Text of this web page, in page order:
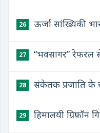
26 ऊर्जा सांख्यिकी
27 “भवसागर” रेफरल
28 संकेतक प्रजाति के
29 हिमालयी ग्रिफ़ॉन